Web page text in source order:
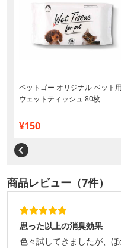
ペットゴー オリジナル ペット用
ウェットティッシュ 80枚
¥150
商品レビュー（7件）
思った以上の消臭効果
色々試してきましたが、